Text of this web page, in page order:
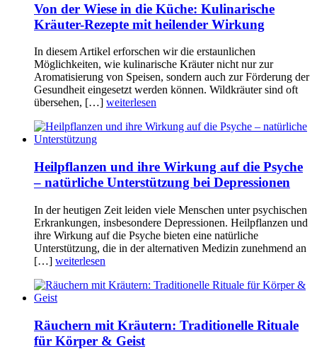
Von der Wiese in die Küche: Kulinarische
Kräuter-Rezepte mit heilender Wirkung
In diesem Artikel erforschen wir die erstaunlichen
Möglichkeiten, wie kulinarische Kräuter nicht nur zur
Aromatisierung von Speisen, sondern auch zur Förderung der
Gesundheit eingesetzt werden können. Wildkräuter sind oft
übersehen, […] weiterlesen
Heilpflanzen und ihre Wirkung auf die Psyche
– natürliche Unterstützung bei Depressionen
In der heutigen Zeit leiden viele Menschen unter psychischen
Erkrankungen, insbesondere Depressionen. Heilpflanzen und
ihre Wirkung auf die Psyche bieten eine natürliche
Unterstützung, die in der alternativen Medizin zunehmend an
[…] weiterlesen
Räuchern mit Kräutern: Traditionelle Rituale
für Körper & Geist